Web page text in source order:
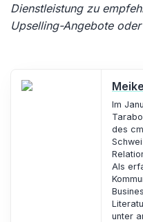
Dienstleistung zu
Upselling-Angebote
Im
des
Als
unter